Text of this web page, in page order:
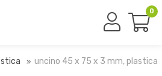
0
uncino 45 x 75 x 3 mm, plastica